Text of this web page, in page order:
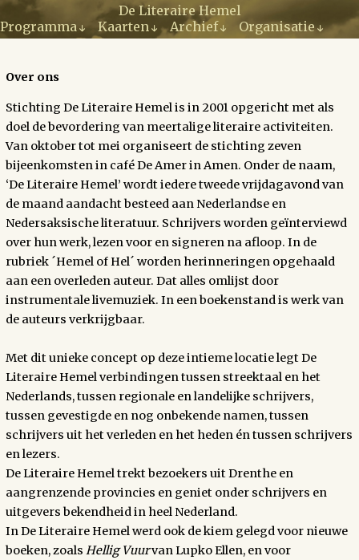
Ga
naar
de
De Literaire Hemel
Programma
Kaarten Archief Organisatie
Over ons
Stichting De Literaire Hemel is in 2001 opgericht met als
doel de bevordering van meertalige literaire activiteiten.
Van oktober tot mei organiseert de stichting zeven
bijeenkomsten in café De Amer in Amen. Onder de naam,
‘De Literaire Hemel’ wordt iedere tweede vrijdagavond van
de maand aandacht besteed aan Nederlandse en
Nedersaksische literatuur. Schrijvers worden geïnterviewd
over hun werk, lezen voor en signeren na afloop. In de
rubriek ´Hemel of Hel´ worden herinneringen opgehaald
aan een overleden auteur. Dat alles omlijst door
instrumentale livemuziek. In een boekenstand is werk van
de auteurs verkrijgbaar.
Met dit unieke concept op deze intieme locatie legt De
Literaire Hemel verbindingen tussen streektaal en het
Nederlands, tussen regionale en landelijke schrijvers,
tussen gevestigde en nog onbekende namen, tussen
schrijvers uit het verleden en het heden én tussen schrijvers
en lezers.
De Literaire Hemel trekt bezoekers uit Drenthe en
aangrenzende provincies en geniet onder schrijvers en
uitgevers bekendheid in heel Nederland.
In De Literaire Hemel werd ook de kiem gelegd voor nieuwe
boeken, zoalsHellig Vuurvan Lupko Ellen, en voor